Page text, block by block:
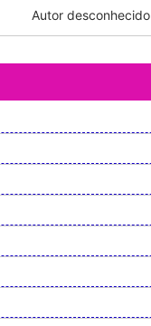
Autor desconhecido